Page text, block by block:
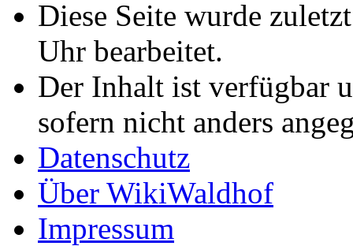
Diese Seite wurde
Uhr bearbeitet.
Der Inhalt ist verfügbar
sofern nicht anders
Datenschutz
Über WikiWaldhof
Impressum